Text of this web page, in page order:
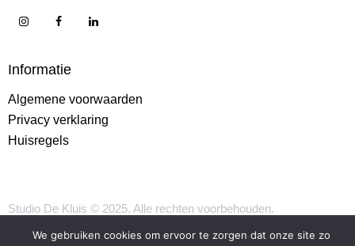
Informatie
Algemene voorwaarden
Privacy verklaring
Huisregels
Studio De Kluis © 2025. Alle rechten voorbehouden.
We gebruiken cookies om ervoor te zorgen dat onze site zo